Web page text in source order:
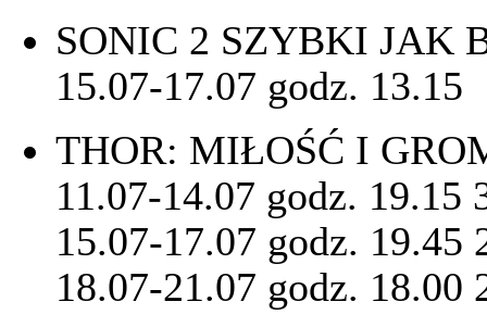
SONIC 2 SZYBKI JAK
15.07-17.07 godz. 13.15
THOR: MIŁOŚĆ I
11.07-14.07 godz.
15.07-17.07 godz.
18.07-21.07 godz.